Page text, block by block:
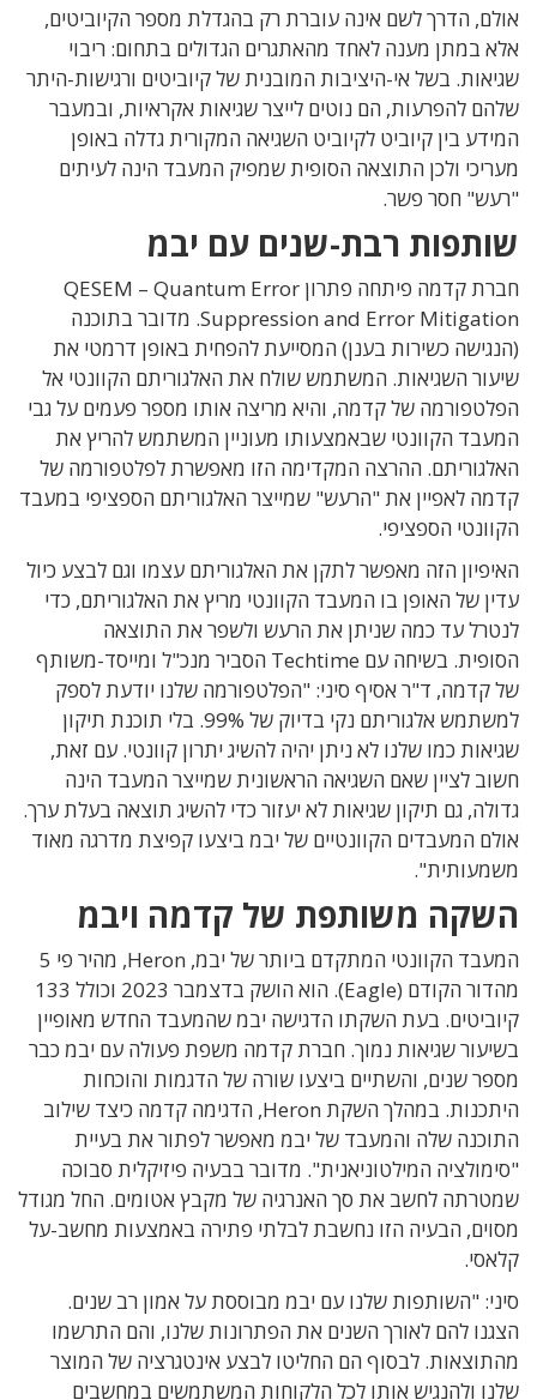
אולם, הדרך לשם אינה עוברת רק בהגדלת מספר הקיוביטים,
אלא במתן מענה לאחד מהאתגרים הגדולים בתחום: ריבוי
שגיאות. בשל אי-היציבות המובנית של קיוביטים ורגישות-היתר
שלהם להפרעות, הם נוטים לייצר שגיאות אקראיות, ובמעבר
המידע בין קיוביט לקיוביט השגיאה המקורית גדלה באופן
מעריכי ולכן התוצאה הסופית שמפיק המעבד הינה לעיתים
"רעש" חסר פשר.
שותפות רבת-שנים עם יבמ
חברת קדמה פיתחה פתרון QESEM – Quantum Error
Suppression and Error Mitigation. מדובר בתוכנה
(הנגישה כשירות בענן) המסייעת להפחית באופן דרמטי את
שיעור השגיאות. המשתמש שולח את האלגוריתם הקוונטי אל
הפלטפורמה של קדמה, והיא מריצה אותו מספר פעמים על גבי
המעבד הקוונטי שבאמצעותו מעוניין המשתמש להריץ את
האלגוריתם. ההרצה המקדימה הזו מאפשרת לפלטפורמה של
קדמה לאפיין את "הרעש" שמייצר האלגוריתם הספציפי במעבד
הקוונטי הספציפי.
האיפיון הזה מאפשר לתקן את האלגוריתם עצמו וגם לבצע כיול
עדין של האופן בו המעבד הקוונטי מריץ את האלגוריתם, כדי
לנטרל עד כמה שניתן את הרעש ולשפר את התוצאה
הסופית. בשיחה עם Techtime הסביר מנכ"ל ומייסד-משותף
של קדמה, ד"ר אסיף סיני: "הפלטפורמה שלנו יודעת לספק
למשתמש אלגוריתם נקי בדיוק של 99%. בלי תוכנת תיקון
שגיאות כמו שלנו לא ניתן יהיה להשיג יתרון קוונטי. עם זאת,
חשוב לציין שאם השגיאה הראשונית שמייצר המעבד הינה
גדולה, גם תיקון שגיאות לא יעזור כדי להשיג תוצאה בעלת ערך.
אולם המעבדים הקוונטיים של יבמ ביצעו קפיצת מדרגה מאוד
משמעותית".
השקה משותפת של קדמה ויבמ
המעבד הקוונטי המתקדם ביותר של יבמ, Heron, מהיר פי 5
מהדור הקודם (Eagle). הוא הושק בדצמבר 2023 וכולל 133
קיוביטים. בעת השקתו הדגישה יבמ שהמעבד החדש מאופיין
בשיעור שגיאות נמוך. חברת קדמה משפת פעולה עם יבמ כבר
מספר שנים, והשתיים ביצעו שורה של הדגמות והוכחות
היתכנות. במהלך השקת Heron, הדגימה קדמה כיצד שילוב
התוכנה שלה והמעבד של יבמ מאפשר לפתור את בעיית
"סימולציה המילטוניאנית". מדובר בבעיה פיזיקלית סבוכה
שמטרתה לחשב את סך האנרגיה של מקבץ אטומים. החל מגודל
מסוים, הבעיה הזו נחשבת לבלתי פתירה באמצעות מחשב-על
קלאסי.
סיני: "השותפות שלנו עם יבמ מבוססת על אמון רב שנים.
הצגנו להם לאורך השנים את הפתרונות שלנו, והם התרשמו
מהתוצאות. לבסוף הם החליטו לבצע אינטגרציה של המוצר
שלנו ולהנגיש אותו לכל הלקוחות המשתמשים במחשבים